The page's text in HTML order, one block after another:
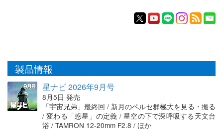
製品情報
星ナビ 2026年9月号
8月5日 発売
「宇宙兄弟」最終回 / 新月のペルセ群極大を見る・撮る
/ 変わる「惑星」の定義 / 星空の下で深呼吸する天文台
浴 / TAMRON 12-20mm F2.8 / ほか